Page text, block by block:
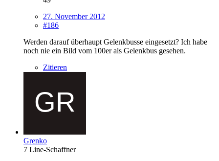
27. November 2012
#186
Werden darauf überhaupt Gelenkbusse eingesetzt? Ich habe
noch nie ein Bild vom 100er als Gelenkbus gesehen.
Zitieren
Grenko
7 Line-Schaffner